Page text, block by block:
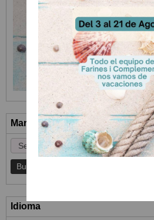
Marcas
Idioma